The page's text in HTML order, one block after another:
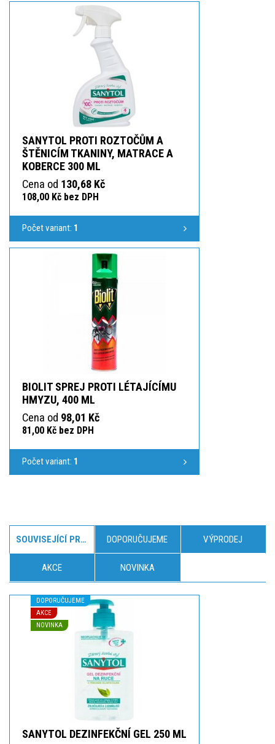
SANYTOL PROTI ROZTOČŮM A
ŠTĚNICÍM TKANINY, MATRACE A
KOBERCE 300 ML
Cena od 130,68 Kč
108,00 Kč bez DPH
Počet variant: 1
BIOLIT SPREJ PROTI LÉTAJÍCÍMU
HMYZU, 400 ML
Cena od 98,01 Kč
81,00 Kč bez DPH
Počet variant: 1
SOUVISEJÍCÍ PRODUKTY DOPORUČUJEME VÝPRODEJ
AKCE NOVINKA
DOPORUČUJEME
AKCE
NOVINKA
SANYTOL DEZINFEKČNÍ GEL 250 ML